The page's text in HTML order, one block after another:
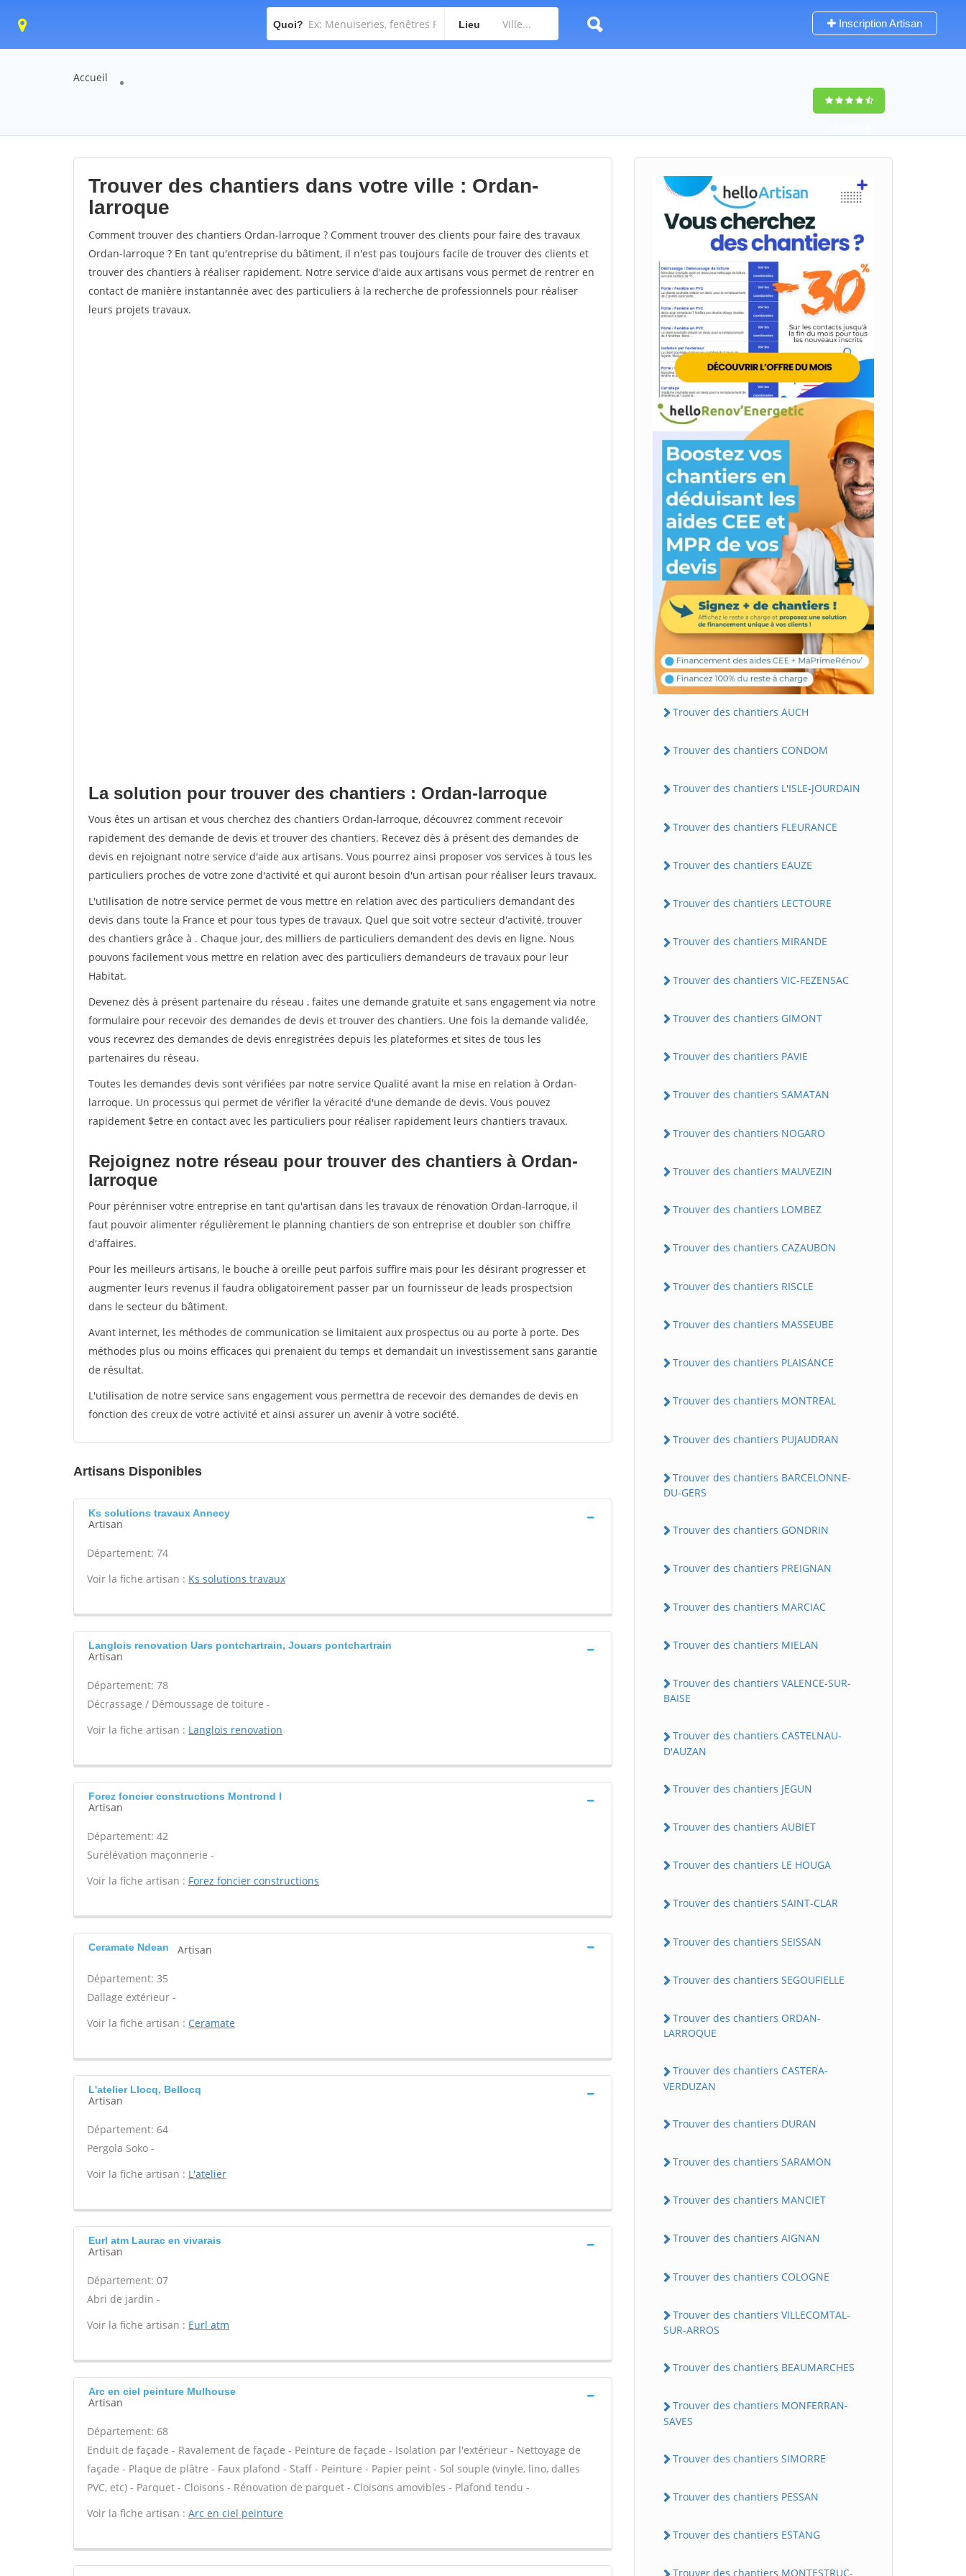
Quoi? Lieu Inscription Artisan
Accueil
Trouver des chantiers dans votre ville : Ordan-
larroque
Comment trouver des chantiers Ordan-larroque ? Comment trouver des clients pour faire des travaux
Ordan-larroque ? En tant qu'entreprise du bâtiment, il n'est pas toujours facile de trouver des clients et
trouver des chantiers à réaliser rapidement. Notre service d'aide aux artisans vous permet de rentrer en
contact de manière instantannée avec des particuliers à la recherche de professionnels pour réaliser
leurs projets travaux.
La solution pour trouver des chantiers : Ordan-larroque
Vous êtes un artisan et vous cherchez des chantiers Ordan-larroque, découvrez comment recevoir
rapidement des demande de devis et trouver des chantiers. Recevez dès à présent des demandes de
devis en rejoignant notre service d'aide aux artisans. Vous pourrez ainsi proposer vos services à tous les
particuliers proches de votre zone d'activité et qui auront besoin d'un artisan pour réaliser leurs travaux.
L'utilisation de notre service permet de vous mettre en relation avec des particuliers demandant des
devis dans toute la France et pour tous types de travaux. Quel que soit votre secteur d'activité, trouver
des chantiers grâce à . Chaque jour, des milliers de particuliers demandent des devis en ligne. Nous
pouvons facilement vous mettre en relation avec des particuliers demandeurs de travaux pour leur
Habitat.
Devenez dès à présent partenaire du réseau , faites une demande gratuite et sans engagement via notre
formulaire pour recevoir des demandes de devis et trouver des chantiers. Une fois la demande validée,
vous recevrez des demandes de devis enregistrées depuis les plateformes et sites de tous les
partenaires du réseau.
Toutes les demandes devis sont vérifiées par notre service Qualité avant la mise en relation à Ordan-
larroque. Un processus qui permet de vérifier la véracité d'une demande de devis. Vous pouvez
rapidement $etre en contact avec les particuliers pour réaliser rapidement leurs chantiers travaux.
Rejoignez notre réseau pour trouver des chantiers à Ordan-
larroque
Pour pérénniser votre entreprise en tant qu'artisan dans les travaux de rénovation Ordan-larroque, il
faut pouvoir alimenter régulièrement le planning chantiers de son entreprise et doubler son chiffre
d'affaires.
Pour les meilleurs artisans, le bouche à oreille peut parfois suffire mais pour les désirant progresser et
augmenter leurs revenus il faudra obligatoirement passer par un fournisseur de leads prospectsion
dans le secteur du bâtiment.
Avant internet, les méthodes de communication se limitaient aux prospectus ou au porte à porte. Des
méthodes plus ou moins efficaces qui prenaient du temps et demandait un investissement sans garantie
de résultat.
L'utilisation de notre service sans engagement vous permettra de recevoir des demandes de devis en
fonction des creux de votre activité et ainsi assurer un avenir à votre société.
Artisans Disponibles
Ks solutions travaux Annecy
Artisan
Département: 74
Voir la fiche artisan : Ks solutions travaux
Langlois renovation Uars pontchartrain, Jouars pontchartrain
Artisan
Département: 78
Décrassage / Démoussage de toiture -
Voir la fiche artisan : Langlois renovation
Forez foncier constructions Montrond l
Artisan
Département: 42
Surélévation maçonnerie -
Voir la fiche artisan : Forez foncier constructions
Ceramate Ndean Artisan
Département: 35
Dallage extérieur -
Voir la fiche artisan : Ceramate
L'atelier Llocq, Bellocq
Artisan
Département: 64
Pergola Soko -
Voir la fiche artisan : L'atelier
Eurl atm Laurac en vivarais
Artisan
Département: 07
Abri de jardin -
Voir la fiche artisan : Eurl atm
Arc en ciel peinture Mulhouse
Artisan
Département: 68
Enduit de façade - Ravalement de façade - Peinture de façade - Isolation par l'extérieur - Nettoyage de
façade - Plaque de plâtre - Faux plafond - Staff - Peinture - Papier peint - Sol souple (vinyle, lino, dalles
PVC, etc) - Parquet - Cloisons - Rénovation de parquet - Cloisons amovibles - Plafond tendu -
Voir la fiche artisan : Arc en ciel peinture
Trouver des chantiers AUCH
Trouver des chantiers CONDOM
Trouver des chantiers L'ISLE-JOURDAIN
Trouver des chantiers FLEURANCE
Trouver des chantiers EAUZE
Trouver des chantiers LECTOURE
Trouver des chantiers MIRANDE
Trouver des chantiers VIC-FEZENSAC
Trouver des chantiers GIMONT
Trouver des chantiers PAVIE
Trouver des chantiers SAMATAN
Trouver des chantiers NOGARO
Trouver des chantiers MAUVEZIN
Trouver des chantiers LOMBEZ
Trouver des chantiers CAZAUBON
Trouver des chantiers RISCLE
Trouver des chantiers MASSEUBE
Trouver des chantiers PLAISANCE
Trouver des chantiers MONTREAL
Trouver des chantiers PUJAUDRAN
Trouver des chantiers BARCELONNE-
DU-GERS
Trouver des chantiers GONDRIN
Trouver des chantiers PREIGNAN
Trouver des chantiers MARCIAC
Trouver des chantiers MIELAN
Trouver des chantiers VALENCE-SUR-
BAISE
Trouver des chantiers CASTELNAU-
D'AUZAN
Trouver des chantiers JEGUN
Trouver des chantiers AUBIET
Trouver des chantiers LE HOUGA
Trouver des chantiers SAINT-CLAR
Trouver des chantiers SEISSAN
Trouver des chantiers SEGOUFIELLE
Trouver des chantiers ORDAN-
LARROQUE
Trouver des chantiers CASTERA-
VERDUZAN
Trouver des chantiers DURAN
Trouver des chantiers SARAMON
Trouver des chantiers MANCIET
Trouver des chantiers AIGNAN
Trouver des chantiers COLOGNE
Trouver des chantiers VILLECOMTAL-
SUR-ARROS
Trouver des chantiers BEAUMARCHES
Trouver des chantiers MONFERRAN-
SAVES
Trouver des chantiers SIMORRE
Trouver des chantiers PESSAN
Trouver des chantiers ESTANG
Trouver des chantiers MONTESTRUC-